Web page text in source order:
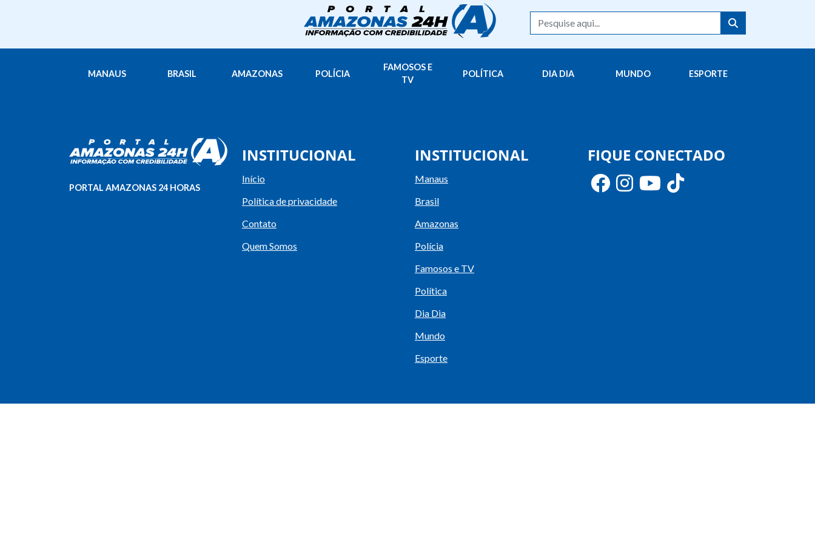
MANAUS BRASIL AMAZONAS POLÍCIA
FAMOSOS E
TV
POLÍTICA DIA DIA MUNDO ESPORTE
PORTAL AMAZONAS 24 HORAS
INSTITUCIONAL
Início
Política de privacidade
Contato
Quem Somos
INSTITUCIONAL
Manaus
Brasil
Amazonas
Polícia
Famosos e TV
Política
Dia Dia
Mundo
Esporte
FIQUE CONECTADO